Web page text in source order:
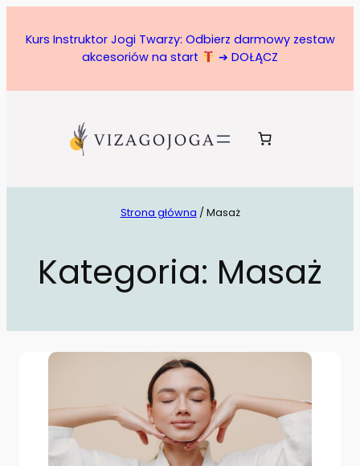
Kurs Instruktor Jogi Twarzy: Odbierz darmowy zestaw
akcesoriów na start
➔ DOŁĄCZ
Strona główna / Masaż
Kategoria: Masaż